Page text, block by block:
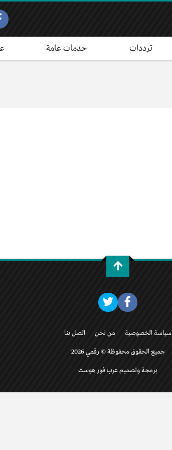
ترددات خدمات عامة
سياسة الخصوصية من نحن اتصل بنا
جميع الحقوق محفوظة © رقمي 2026
برمجة وتصميم عرب فور هوست